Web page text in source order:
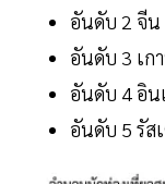
อันดับ 2 จีน
อันดับ 3 เก
อันดับ 4 อิน
อันดับ 5 รัส